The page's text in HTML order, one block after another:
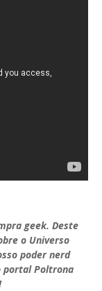
geek. Deste
o Universo
poder nerd
portal Poltrona